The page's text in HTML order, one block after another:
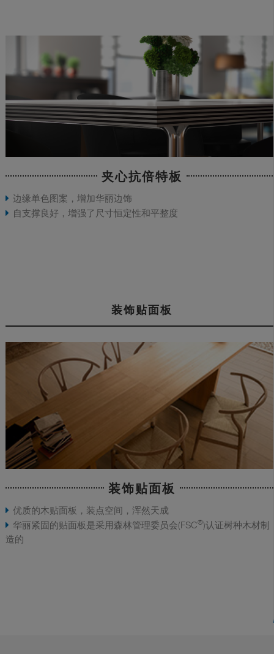
夹心抗倍特板
边缘单色图案，增加华丽边饰
自支撑良好，增强了尺寸恒定性和平整度
装饰贴面板
装饰贴面板
优质的木贴面板，装点空间，浑然天成
华丽紧固的贴面板是采用森林管理委员会(FSC®)认证树种木材制
造的